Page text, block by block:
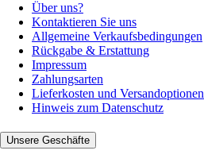
Über uns?
Kontaktieren Sie uns
Allgemeine Verkaufsbedingungen
Rückgabe & Erstattung
Impressum
Zahlungsarten
Lieferkosten und Versandoptionen
Hinweis zum Datenschutz
Unsere Geschäfte